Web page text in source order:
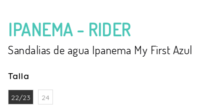
IPANEMA - RIDER
Sandalias de agua Ipanema My First Azul
Talla
22/23 24